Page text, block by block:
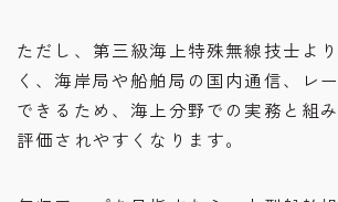
ただし、第三級海上特殊無線技士よ
く、海岸局や船舶局の国内通信、レ
できるため、海上分野での実務と組
評価されやすくなります。